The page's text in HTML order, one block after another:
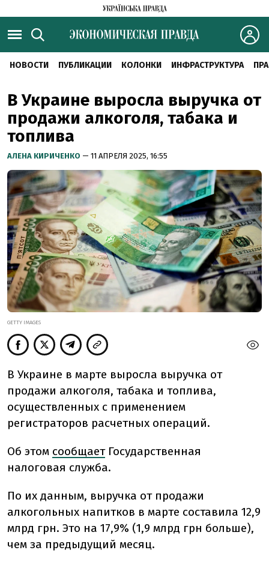
НОВОСТИ ПУБЛИКАЦИИ КОЛОНКИ ИНФРАСТРУКТУРА
В Украине выросла выручка от
продажи алкоголя, табака и
топлива
АЛЕНА КИРИЧЕНКО — 11 АПРЕЛЯ 2025, 16:55
GETTY IMAGES
В Украине в марте выросла выручка от
продажи алкоголя, табака и топлива,
осуществленных с применением
регистраторов расчетных операций.
Об этом сообщаетГосударственная
налоговая служба.
По их данным, выручка от продажи
алкогольных напитков в марте составила 12,9
млрд грн. Это на 17,9% (1,9 млрд грн больше),
чем за предыдущий месяц.